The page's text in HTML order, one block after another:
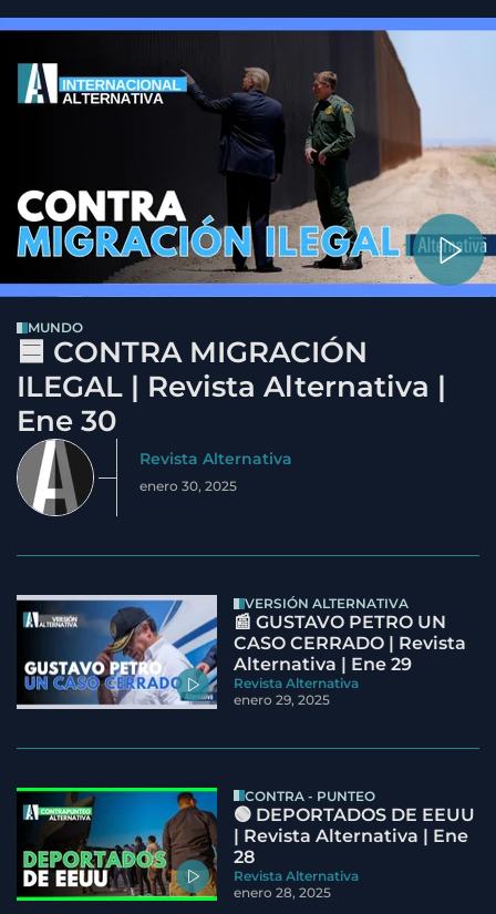
MUNDO
🟦 CONTRA MIGRACIÓN
ILEGAL | Revista Alternativa |
Ene 30
Revista Alternativa
enero 30, 2025
VERSIÓN ALTERNATIVA
📰 GUSTAVO PETRO UN
CASO CERRADO | Revista
Alternativa | Ene 29
Revista Alternativa
enero 29, 2025
CONTRA - PUNTEO
🟢 DEPORTADOS DE EEUU
| Revista Alternativa | Ene
28
Revista Alternativa
enero 28, 2025